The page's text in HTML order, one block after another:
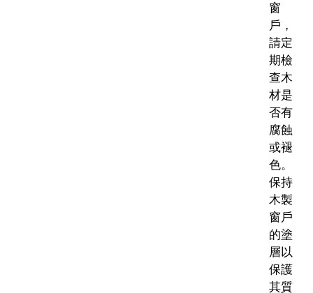
窗
戶，
請定
期檢
查木
材是
否有
腐蝕
或褪
色。
保持
木製
窗戶
的塗
層以
保護
其質